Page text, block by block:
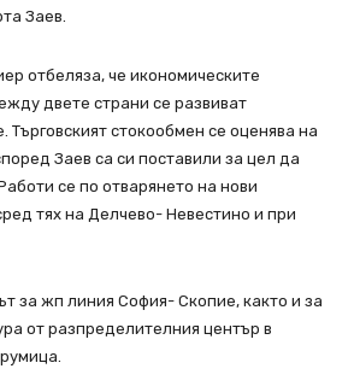
Заев.
отбеляза, че икономическите
двете страни се развиват
Търговският стокообмен се оценява на
Заев са си поставили за цел да
се по отварянето на нови
тях на Делчево- Невестино и при
за жп линия София- Скопие, както и за
от разпределителния център в